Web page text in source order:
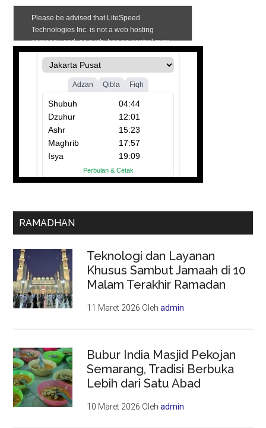
RAMADHAN
Teknologi dan Layanan
Khusus Sambut Jamaah di 10
Malam Terakhir Ramadan
11 Maret 2026 Olehadmin
Bubur India Masjid Pekojan
Semarang, Tradisi Berbuka
Lebih dari Satu Abad
10 Maret 2026 Olehadmin